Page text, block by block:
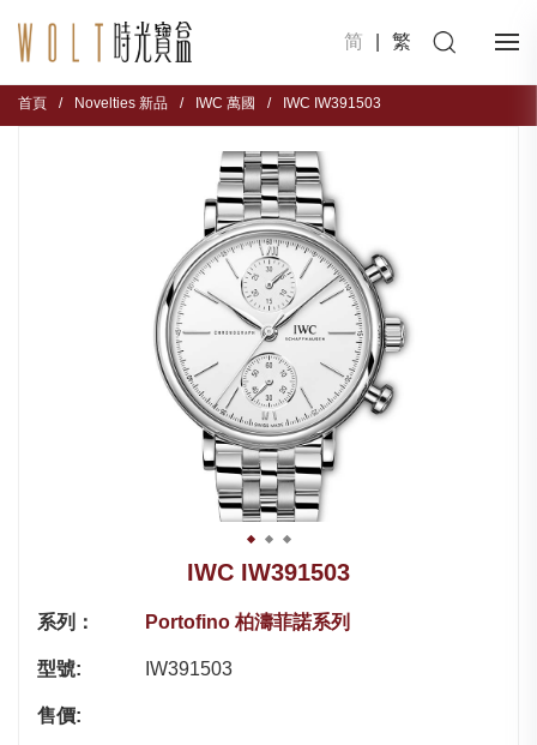
简 繁
首頁 / Novelties 新品 / IWC 萬國 / IWC IW391503
IWC IW391503
系列： Portofino 柏濤菲諾系列
型號: IW391503
售價: